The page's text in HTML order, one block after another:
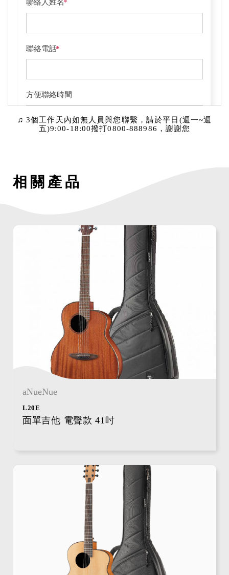
♫ 3個工作天內如無人員與您聯繫，請於平日(週一~週
五)9:00-18:00撥打0800-888986，謝謝您
相關產品
aNueNue
L20E
面單吉他 電聲款 41吋